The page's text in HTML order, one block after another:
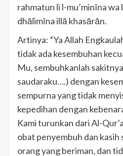
rahmatun li l-mu’minīna wa
dhālimīna illā khasārān.
Artinya: “Ya Allah
tidak ada kesembuhan
Mu, sembuhkanlah
saudaraku….) dengan
sempurna yang tidak
kepedihan dengan
Kami turunkan dari Al-
obat penyembuh dan kasih
orang yang beriman, dan